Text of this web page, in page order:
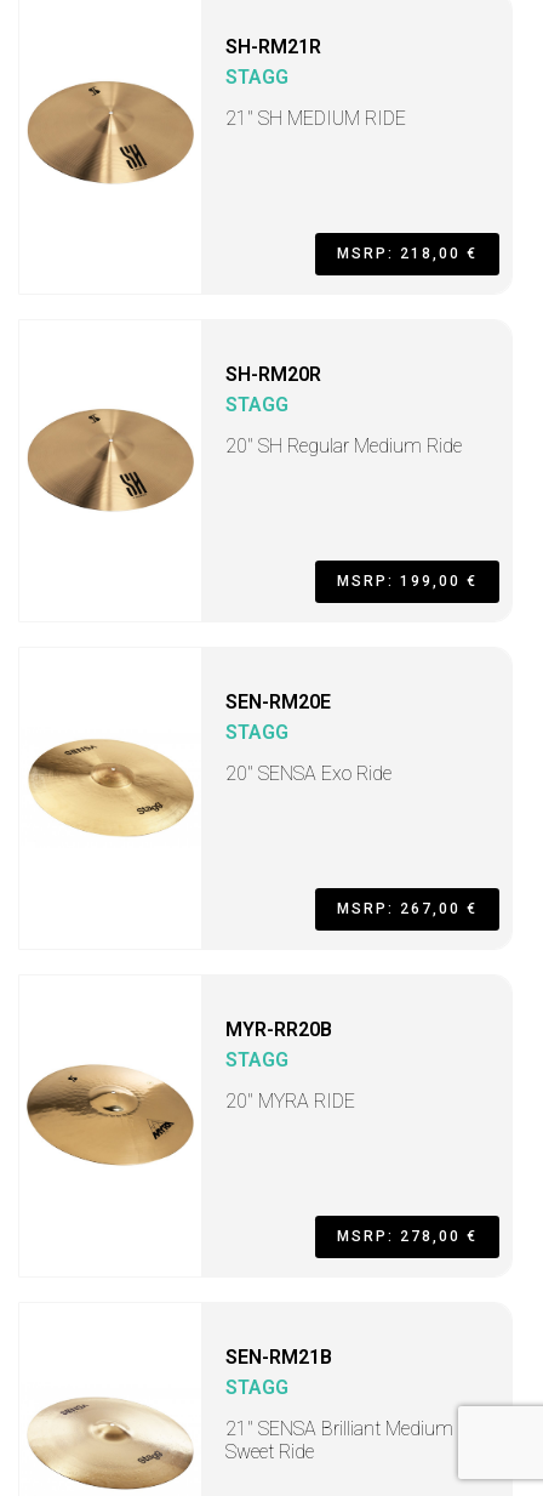
SH-RM21R
STAGG
21" SH MEDIUM RIDE
MSRP: 218,00 €
SH-RM20R
STAGG
20" SH Regular Medium Ride
MSRP: 199,00 €
SEN-RM20E
STAGG
20" SENSA Exo Ride
MSRP: 267,00 €
MYR-RR20B
STAGG
20" MYRA RIDE
MSRP: 278,00 €
SEN-RM21B
STAGG
21" SENSA Brilliant Medium
Sweet Ride